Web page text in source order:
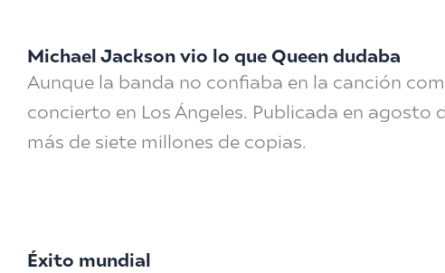
Michael Jackson vio lo que Queen dudaba
Aunque la banda no confiaba en la canción
concierto en Los Ángeles. Publicada en agosto
más de siete millones de copias.
Éxito mundial